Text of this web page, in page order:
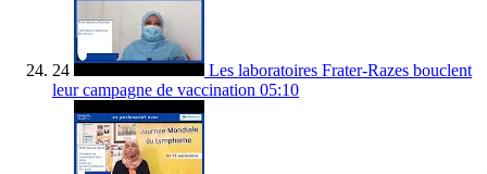
24
Les laboratoires Frater-Razes bouclent
leur campagne de vaccination 05:10